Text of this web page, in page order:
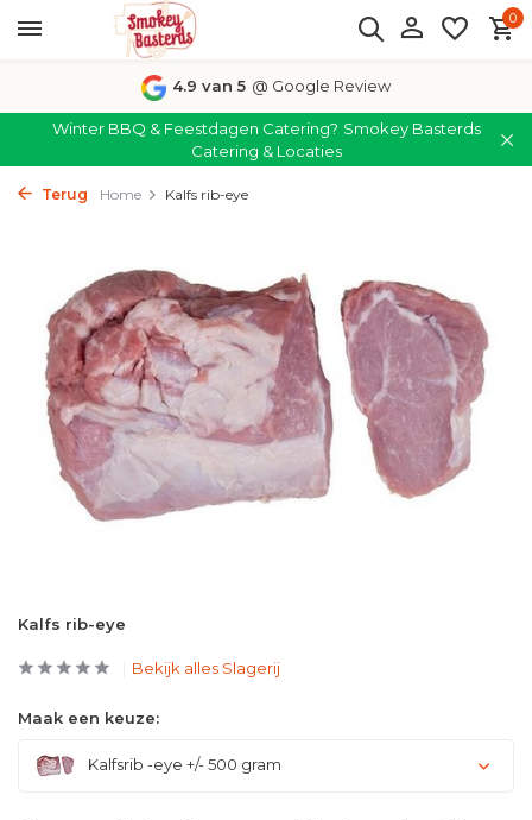
0
4.9 van 5 @ Google Review
Winter BBQ & Feestdagen Catering? Smokey Basterds
Catering & Locaties
Terug Home Kalfs rib-eye
Kalfs rib-eye
Bekijk alles Slagerij
Maak een keuze:
Kalfsrib -eye +/- 500 gram